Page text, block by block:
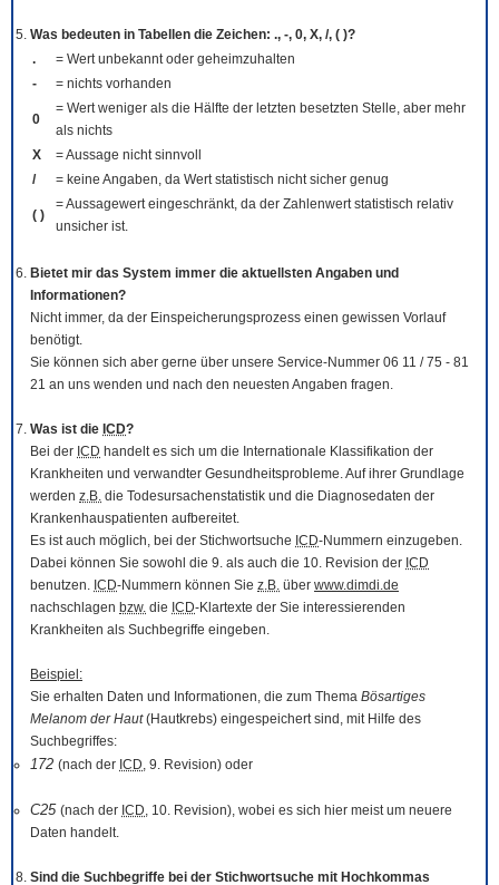
Was bedeuten in Tabellen die Zeichen: ., -, 0, X, /, ( )?
.
= Wert unbekannt oder geheimzuhalten
-
= nichts vorhanden
0
= Wert weniger als die Hälfte der letzten besetzten Stelle, aber mehr
als nichts
X
= Aussage nicht sinnvoll
/
= keine Angaben, da Wert statistisch nicht sicher genug
( )
= Aussagewert eingeschränkt, da der Zahlenwert statistisch relativ
unsicher ist.
Bietet mir das System immer die aktuellsten Angaben und
Informationen?
Nicht immer, da der Einspeicherungsprozess einen gewissen Vorlauf
benötigt.
Sie können sich aber gerne über unsere Service-Nummer 06 11 / 75 - 81
21 an uns wenden und nach den neuesten Angaben fragen.
Was ist die ICD?
Bei der ICD handelt es sich um die Internationale Klassifikation der
Krankheiten und verwandter Gesundheitsprobleme. Auf ihrer Grundlage
werden z.B. die Todesursachenstatistik und die Diagnosedaten der
Krankenhauspatienten aufbereitet.
Es ist auch möglich, bei der Stichwortsuche ICD-Nummern einzugeben.
Dabei können Sie sowohl die 9. als auch die 10. Revision der ICD
benutzen. ICD-Nummern können Sie z.B. über www.dimdi.de
nachschlagen bzw. die ICD-Klartexte der Sie interessierenden
Krankheiten als Suchbegriffe eingeben.
Beispiel:
Sie erhalten Daten und Informationen, die zum Thema Bösartiges
Melanom der Haut(Hautkrebs) eingespeichert sind, mit Hilfe des
Suchbegriffes:
172 (nach der ICD, 9. Revision) oder
C25 (nach der ICD, 10. Revision), wobei es sich hier meist um neuere
Daten handelt.
Sind die Suchbegriffe bei der Stichwortsuche mit Hochkommas